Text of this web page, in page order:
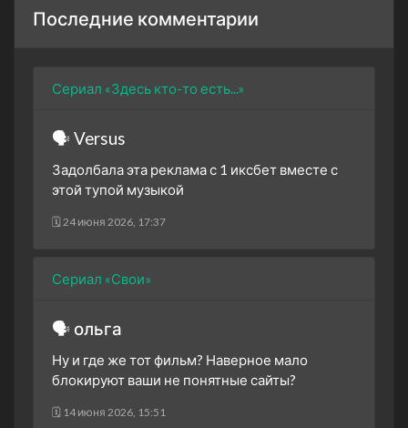
Последние комментарии
Сериал «Здесь кто-то есть...»
🗣 Versus
Задолбала эта реклама с 1 иксбет вместе с
этой тупой музыкой
🗓 24 июня 2026, 17:37
Сериал «Свои»
🗣 ольга
Ну и где же тот фильм? Наверное мало
блокируют ваши не понятные сайты?
🗓 14 июня 2026, 15:51